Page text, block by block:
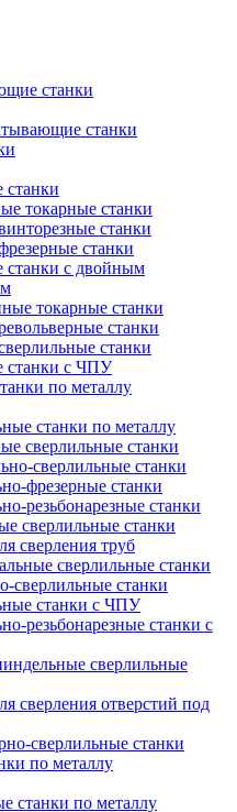
станки
станки
станки
токарные станки
станки
станки
станки с двойным
токарные станки
станки
станки
станки с ЧПУ
по металлу
станки по металлу
сверлильные станки
сверлильные станки
фрезерные станки
резьбонарезные станки
сверлильные станки
сверления труб
сверлильные станки
сверлильные станки
станки с ЧПУ
резьбонарезные станки с
сверлильные
сверления отверстий под
сверлильные станки
по металлу
станки по металлу